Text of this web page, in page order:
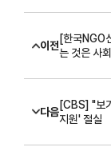
이전
[한국NGO
는 것은 사
다음
[CBS] "보
지원' 절실